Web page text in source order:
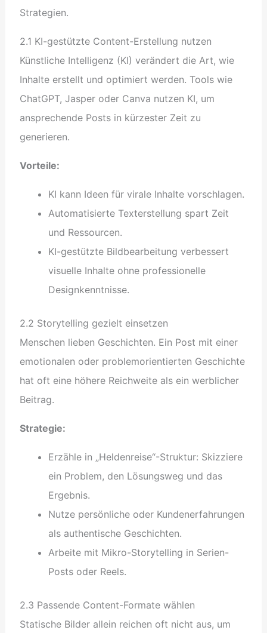
Strategien.
2.1 KI-gestützte Content-Erstellung nutzen
Künstliche Intelligenz (KI) verändert die Art, wie
Inhalte erstellt und optimiert werden. Tools wie
ChatGPT, Jasper oder Canva nutzen KI, um
ansprechende Posts in kürzester Zeit zu
generieren.
Vorteile:
KI kann Ideen für virale Inhalte vorschlagen.
Automatisierte Texterstellung spart Zeit
und Ressourcen.
KI-gestützte Bildbearbeitung verbessert
visuelle Inhalte ohne professionelle
Designkenntnisse.
2.2 Storytelling gezielt einsetzen
Menschen lieben Geschichten. Ein Post mit einer
emotionalen oder problemorientierten Geschichte
hat oft eine höhere Reichweite als ein werblicher
Beitrag.
Strategie:
Erzähle in „Heldenreise“-Struktur: Skizziere
ein Problem, den Lösungsweg und das
Ergebnis.
Nutze persönliche oder Kundenerfahrungen
als authentische Geschichten.
Arbeite mit Mikro-Storytelling in Serien-
Posts oder Reels.
2.3 Passende Content-Formate wählen
Statische Bilder allein reichen oft nicht aus, um